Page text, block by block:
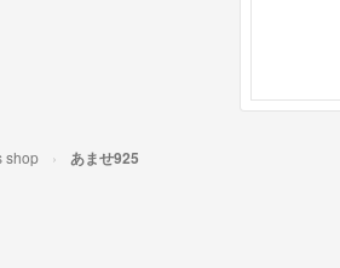
shop あませ925